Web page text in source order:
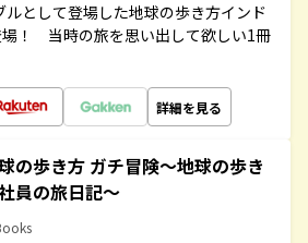
として登場した地球の歩き方インド
！ 当時の旅を思い出して欲しい1冊
詳細を見る
の歩き方 ガチ冒険～地球の歩き
員の旅日記～